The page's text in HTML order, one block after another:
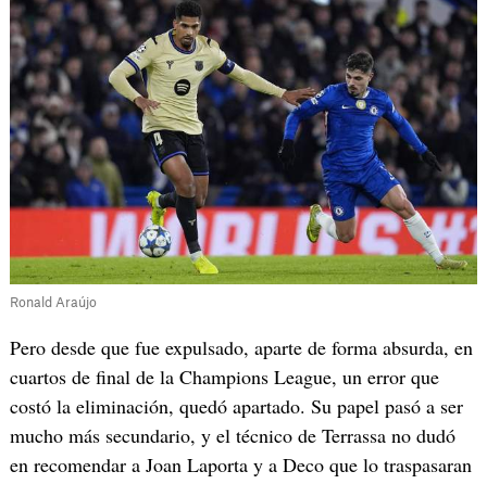
Ronald Araújo
Pero desde que fue expulsado, aparte de forma absurda, en
cuartos de final de la Champions League, un error que
costó la eliminación, quedó apartado. Su papel pasó a ser
mucho más secundario, y el técnico de Terrassa no dudó
en recomendar a Joan Laporta y a Deco que lo traspasaran